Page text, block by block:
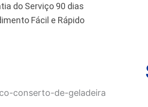
do Serviço 90 dias
Fácil e Rápido